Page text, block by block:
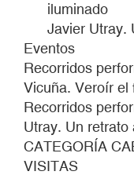
iluminado
Javier Utray.
Eventos
Recorridos
Vicuña. Veroír el
Recorridos
Utray. Un retrato
CATEGORÍA
VISITAS